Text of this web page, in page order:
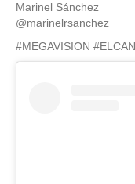
Marinel Sánchez
@marinelrsanchez
#MEGAVISION